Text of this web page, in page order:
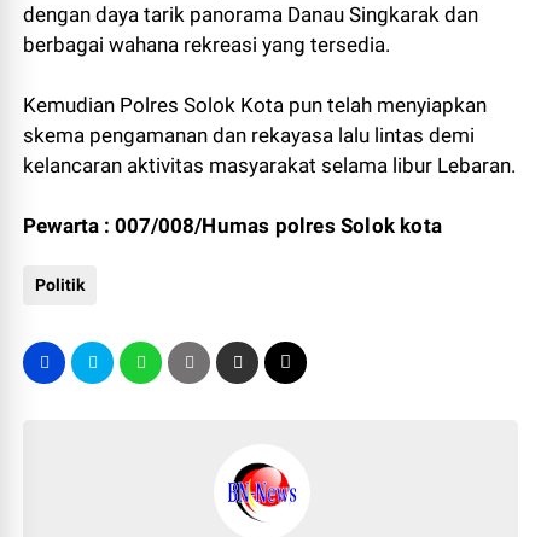
dengan daya tarik panorama Danau Singkarak dan
berbagai wahana rekreasi yang tersedia.
Kemudian Polres Solok Kota pun telah menyiapkan
skema pengamanan dan rekayasa lalu lintas demi
kelancaran aktivitas masyarakat selama libur Lebaran.
Pewarta : 007/008/Humas polres Solok kota
Politik